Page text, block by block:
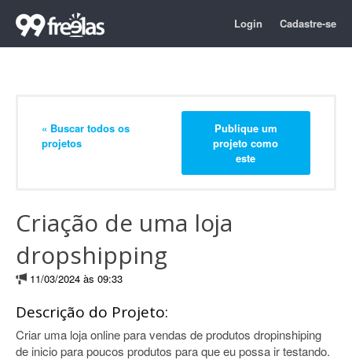
Login Cadastre-se
« Buscar todos os
projetos
Publique um
projeto como
este
Criação de uma loja
dropshipping
11/03/2024 às 09:33
Descrição do Projeto:
Criar uma loja online para vendas de produtos dropinshiping
de inicio para poucos produtos para que eu possa ir testando.